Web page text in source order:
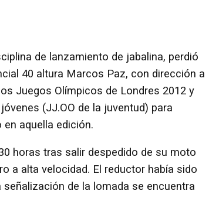
de lanzamiento de jabalina, perdió
40 altura Marcos Paz, con dirección a
Juegos Olímpicos de Londres 2012 y
(JJ.OO de la juventud) para
aquella edición.
horas tras salir despedido de su moto
a alta velocidad. El reductor había sido
de la lomada se encuentra